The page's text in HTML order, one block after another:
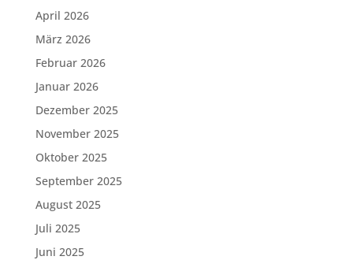
April 2026
März 2026
Februar 2026
Januar 2026
Dezember 2025
November 2025
Oktober 2025
September 2025
August 2025
Juli 2025
Juni 2025